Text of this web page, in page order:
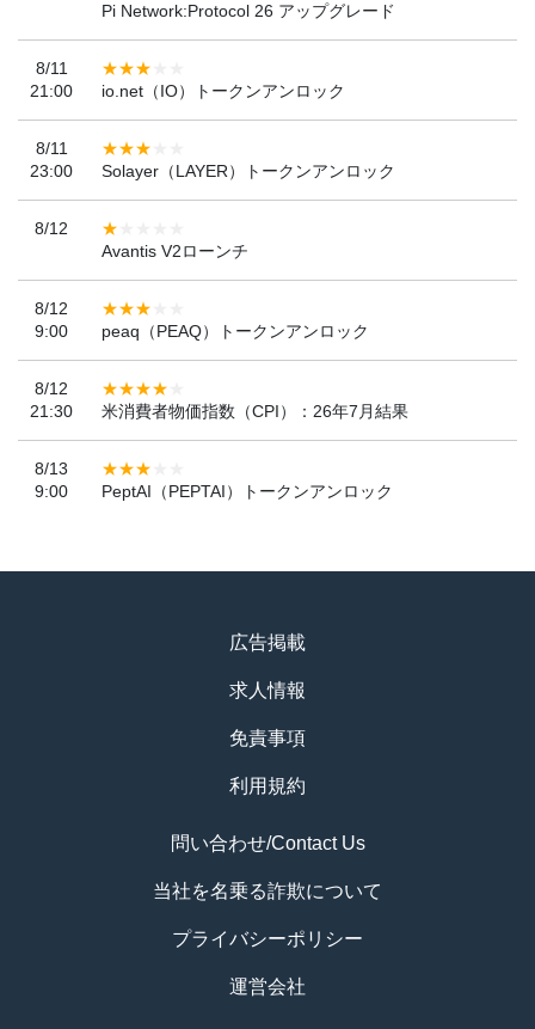
Pi Network:Protocol 26 アップグレード
8/11
21:00
io.net（IO）トークンアンロック
8/11
23:00
Solayer（LAYER）トークンアンロック
8/12
Avantis V2ローンチ
8/12
9:00
peaq（PEAQ）トークンアンロック
8/12
21:30
米消費者物価指数（CPI）：26年7月結果
8/13
9:00
PeptAI（PEPTAI）トークンアンロック
広告掲載
求人情報
免責事項
利用規約
問い合わせ/Contact Us
当社を名乗る詐欺について
プライバシーポリシー
運営会社